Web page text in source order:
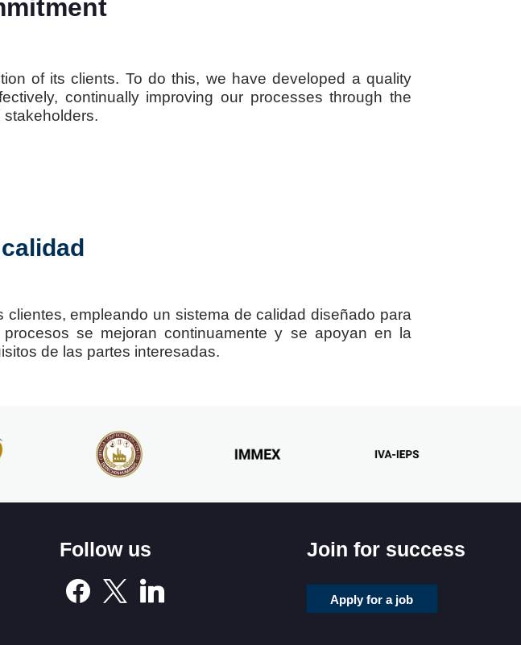
of its clients. To do this, we have developed a quality
continually improving our processes through the
stakeholders.
empleando un sistema de calidad diseñado para
se mejoran continuamente y se apoyan en la
de las partes interesadas.
Follow us Join for success
Apply for a job